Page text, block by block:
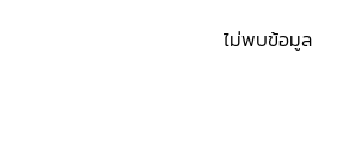
ไม่พบข้อมูล